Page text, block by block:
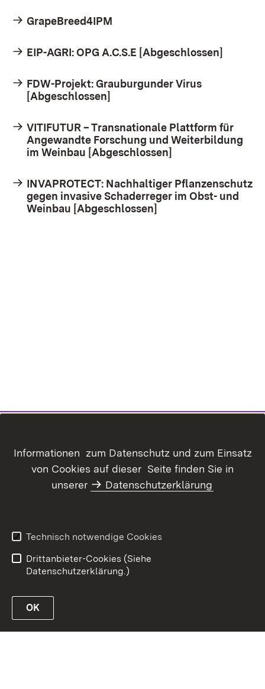
GrapeBreed4IPM
EIP-AGRI: OPG A.C.S.E [Abgeschlossen]
FDW-Projekt: Grauburgunder Virus
[Abgeschlossen]
VITIFUTUR – Transnationale Plattform für
Angewandte Forschung und Weiterbildung
im Weinbau [Abgeschlossen]
INVAPROTECT: Nachhaltiger Pflanzenschutz
gegen invasive Schaderreger im Obst- und
Weinbau [Abgeschlossen]
Informationen zum Datenschutz und zum Einsatz
von Cookies auf dieser Seite finden Sie in
unserer
Datenschutzerklärung
Technisch notwendige Cookies
Drittanbieter-Cookies (Siehe
Datenschutzerklärung.)
OK